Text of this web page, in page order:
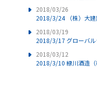
2018/03/26
2018/3/24 （株）大建
2018/03/19
2018/3/17 グローバル
2018/03/12
2018/3/10 緑川酒造（